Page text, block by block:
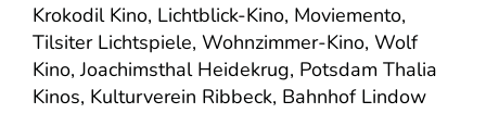
Krokodil Kino, Lichtblick-Kino, Moviemento,
Tilsiter Lichtspiele, Wohnzimmer-Kino, Wolf
Kino, Joachimsthal Heidekrug, Potsdam Thalia
Kinos, Kulturverein Ribbeck, Bahnhof Lindow